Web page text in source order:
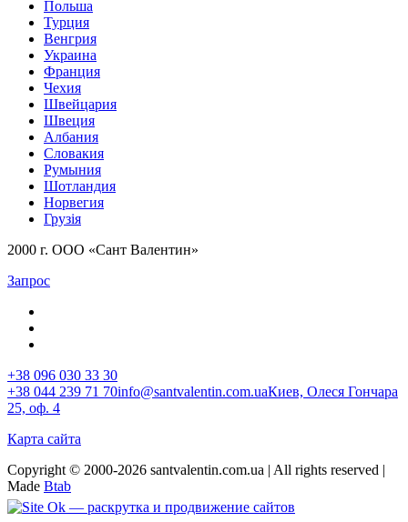
Польша
Турция
Венгрия
Украина
Франция
Чехия
Швейцария
Швеция
Албания
Словакия
Румыния
Шотландия
Норвегия
Грузія
2000 г. ООО «Сант Валентин»
Запрос
+38 096 030 33 30
+38 044 239 71 70info@santvalentin.com.uaКиев, Олеся Гончара
25, оф. 4
Карта сайта
Copyright © 2000-2026 santvalentin.com.ua | All rights reserved |
Made Btab